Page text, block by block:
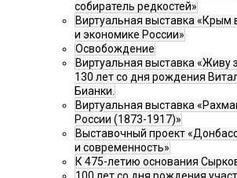
собиратель редкостей»
Виртуальная выставка «Крым
и экономике России»
Освобождение
Виртуальная выставка «Живу
130 лет со дня рождения
Бианки.
Виртуальная выставка
России (1873-1917)»
Выставочный проект
и современность»
К 475-летию основания